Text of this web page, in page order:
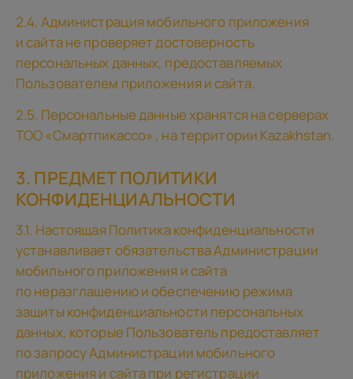
2.4. Администрация мобильного приложения
и сайта не проверяет достоверность
персональных данных, предоставляемых
Пользователем приложения и сайта.
2.5. Персональные данные хранятся на серверах
TOO «Смартпикассо» , на территории Kazakhstan.
3. ПРЕДМЕТ ПОЛИТИКИ
КОНФИДЕНЦИАЛЬНОСТИ
3.1. Настоящая Политика конфиденциальности
устанавливает обязательства Администрации
мобильного приложения и сайта
по неразглашению и обеспечению режима
защиты конфиденциальности персональных
данных, которые Пользователь предоставляет
по запросу Администрации мобильного
приложения и сайта при регистрации